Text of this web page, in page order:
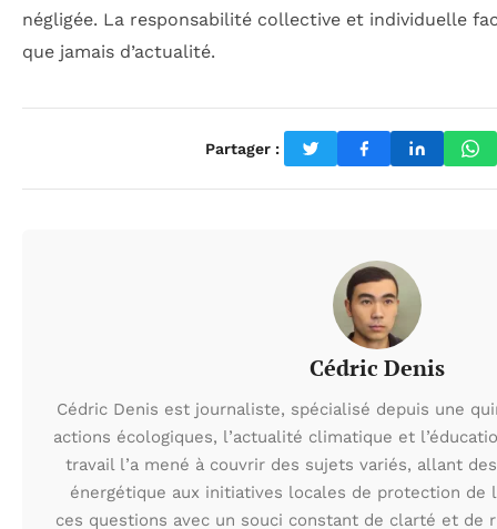
négligée. La responsabilité collective et individuelle
que jamais d’actualité.
Partager :
Cédric Denis
Cédric Denis est journaliste, spécialisé depuis une
actions écologiques, l’actualité climatique et
travail l’a mené à couvrir des sujets variés, allant
énergétique aux initiatives locales de protection de
ces questions avec un souci constant de clarté et de